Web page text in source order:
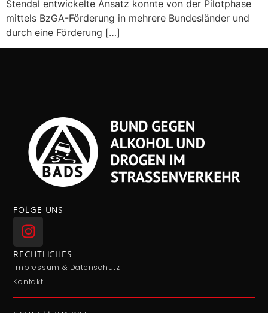
Stendal entwickelte Ansatz konnte von der Pilotphase
mittels BzGA-Förderung in mehrere Bundesländer und
durch eine Förderung […]
FOLGE UNS
RECHTLICHES
Impressum & Datenschutz
Kontakt